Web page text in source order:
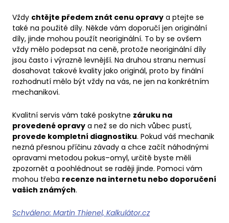
Vždy chtějte předem znát cenu opravy a ptejte se
také na použité díly. Někde vám doporučí jen originální
díly, jinde mohou použít neoriginální. To by se ovšem
vždy mělo podepsat na ceně, protože neoriginální díly
jsou často i výrazně levnější. Na druhou stranu nemusí
dosahovat takové kvality jako originál, proto by finální
rozhodnutí mělo být vždy na vás, ne jen na konkrétním
mechanikovi.
Kvalitní servis vám také poskytne záruku na
provedené opravy a než se do nich vůbec pustí,
provede kompletní diagnostiku. Pokud váš mechanik
nezná přesnou příčinu závady a chce začít náhodnými
opravami metodou pokus–omyl, určitě byste měli
zpozornět a poohlédnout se raději jinde. Pomoci vám
mohou třeba recenze na internetu nebo doporučení
vašich známých.
Schváleno: Martin Thienel, Kalkulátor.cz